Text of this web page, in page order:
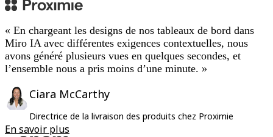
Webinaires
Communauté et service d’assistance
Centre d’assistance
Évènements
Communauté
Blog
Services professionnels Miro
Tarifs
« En chargeant les designs de nos tableaux de bord dans
Miro IA avec différentes exigences contextuelles, nous
avons généré plusieurs vues en quelques secondes, et
l’ensemble nous a pris moins d’une minute. »
Ciara McCarthy
Directrice de la livraison des produits chez Proximie
En savoir plus